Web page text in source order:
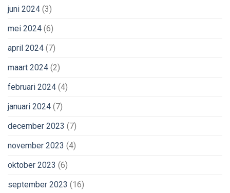
juni 2024 (3)
mei 2024 (6)
april 2024 (7)
maart 2024 (2)
februari 2024 (4)
januari 2024 (7)
december 2023 (7)
november 2023 (4)
oktober 2023 (6)
september 2023 (16)